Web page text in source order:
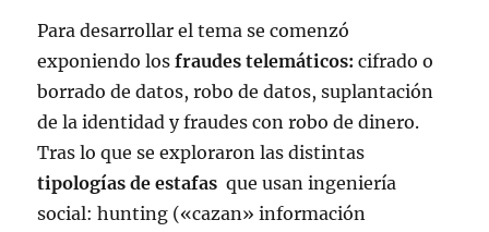
Para desarrollar el tema se comenzó
exponiendo losfraudes telemáticos: cifrado o
borrado de datos, robo de datos, suplantación
de la identidad y fraudes con robo de dinero.
Tras lo que se exploraron las distintas
tipologías de estafas que usan ingeniería
social: hunting («cazan» información